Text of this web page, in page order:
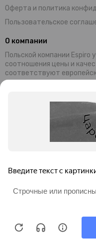
Оферта и политика
Пользовательское
О компании
Польской компании Espiro
соотношения цены и
соответствуют
манежей и стульчиков
отдых малышей и их
используемые при
Преимущества продукции
универсальность;
невысокая цена;
обработку файлов
конфиденциальности
ИП